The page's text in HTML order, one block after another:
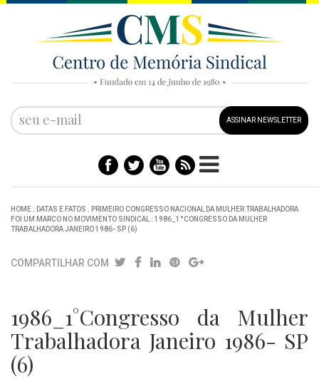
ASSINAR NEWSLETTER
HOME DATAS E FATOS
PRIMEIRO CONGRESSO NACIONAL DA MULHER TRABALHADORA
FOI UM MARCO NO MOVIMENTO SINDICAL
1986_1°CONGRESSO DA MULHER
TRABALHADORA JANEIRO 1986- SP (6)
COMPARTILHAR COM
1986_1°Congresso da Mulher
Trabalhadora Janeiro 1986- SP
(6)